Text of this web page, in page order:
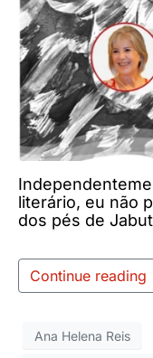
literário, eu não
dos pés de
Continue reading
Ana Helena Reis